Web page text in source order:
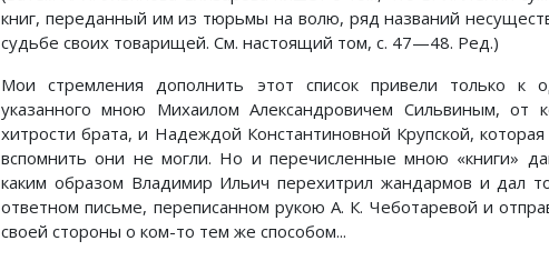
книг, переданный им из тюрьмы на волю, ряд названий
судьбе своих товарищей. См. настоящий том, с. 47—48. Ред.)
Мои стремления дополнить этот список привели только к
указанного мною Михаилом Александровичем Сильвиным, от
хитрости брата, и Надеждой Константиновной Крупской,
вспомнить они не могли. Но и перечисленные мною «книги»
каким образом Владимир Ильич перехитрил жандармов и дал
ответном письме, переписанном рукою А. К. Чеботаревой и
своей стороны о ком-то тем же способом...